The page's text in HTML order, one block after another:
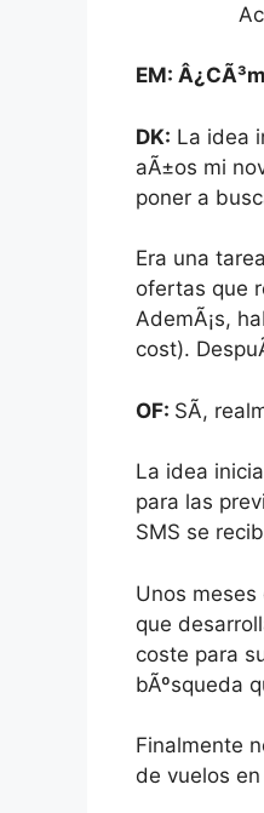
EM:
DK: La idea
aÃ±os mi
poner a
Era una
ofertas que
AdemÃ¡s,
cost).
OF: SÃ­,
La idea
para las
SMS se
Unos
que
coste para
bÃºsqueda
Finalmente
de vuelos